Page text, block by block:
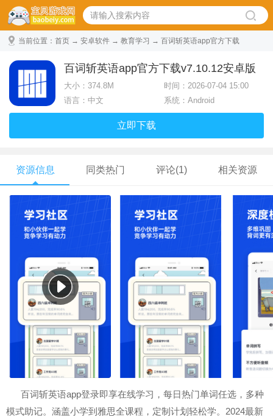
当前位置： 首页 → 安卓软件 → 教育学习 → 百词斩英语app官方下载
百词斩英语app官方下载v7.10.12安卓版
大小： 374.8M
时间：2026-07-04 15:00
语言：中文
系统：Android
立即下载
资源信息 同类热门 评论(1) 相关资源
百词斩英语app登录即享在线学习，每日热门单词任选，多种
模式助记。涵盖小学到雅思全课程，定制计划轻松学。2024最新